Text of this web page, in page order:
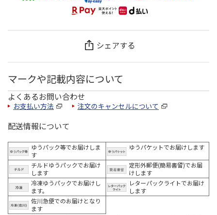
シェアする
マークや記載内容について
よくあるお問い合わせ
お支払い方法 注文のキャンセルについて
配送情報について
ゆうパック等でお届けしま
す
ゆうパケットでお届けします
チルドゆうパックでお届け
します
定形外郵便(簡易書留)でお届
けします
冷凍ゆうパックでお届けし
ます。
レターパックライトでお届け
します
佐川急便でのお届けとなり
ます